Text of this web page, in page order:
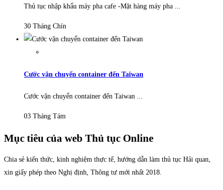
Thủ tục nhập khẩu máy pha cafe -Mặt hàng máy pha ...
30 Tháng Chín
Cước vận chuyển container đến Taiwan
Cước vận chuyển container đến Taiwan ...
03 Tháng Tám
Mục tiêu của web Thủ tục Online
Chia sẻ kiến thức, kinh nghiệm thực tế, hướng dẫn làm thủ tục Hải quan,
xin giấy phép theo Nghị định, Thông tư mới nhất 2018.